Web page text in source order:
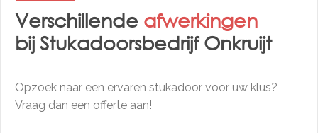
Verschillende afwerkingen
bij Stukadoorsbedrijf Onkruijt
Opzoek naar een ervaren stukadoor voor uw klus?
Vraag dan een offerte aan!